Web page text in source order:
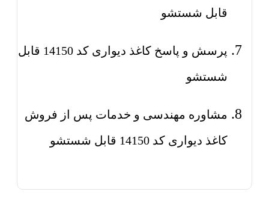
قابل شستشو
پرسش و پاسخ کاغذ دیواری کد 14150 قابل
شستشو
مشاوره مهندسی و خدمات پس از فروش
کاغذ دیواری کد 14150 قابل شستشو